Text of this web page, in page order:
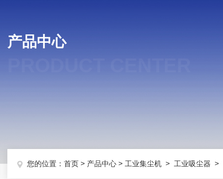
产品中心
您的位置： 首页 > 产品中心 > 工业集尘机 > 工业吸尘器 >